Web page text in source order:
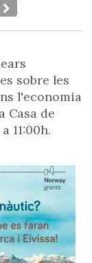
sobre les
l'economia
Casa de
11:00h.